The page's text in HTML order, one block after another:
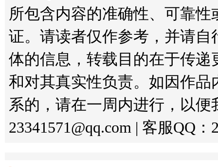
所包含内容的准确性、可靠
证。请读者仅作参考，并请
体的信息，转载目的在于传
和对其真实性负责。如因作
系的，请在一周内进行，以
23341571@qq.com | 客服QQ：